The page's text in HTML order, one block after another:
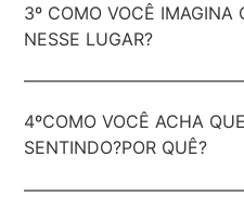
3º COMO VOCÊ IMAGINA
NESSE LUGAR?
4ºCOMO VOCÊ ACHA
SENTINDO?POR QUÊ?